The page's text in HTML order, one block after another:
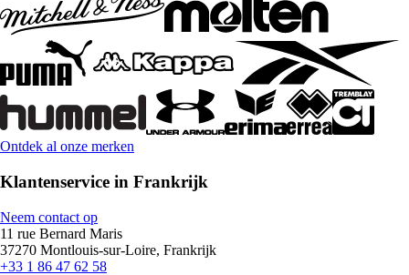
Ontdek al onze merken
Klantenservice in Frankrijk
Neem contact op
11 rue Bernard Maris
37270 Montlouis-sur-Loire, Frankrijk
+33 1 86 47 62 58